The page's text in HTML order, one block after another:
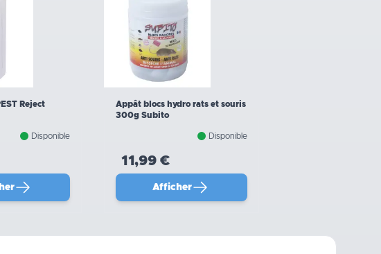
Reject
Disponible
Appât blocs hydro rats et souris
300g Subito
Disponible
11,99 €
Afficher